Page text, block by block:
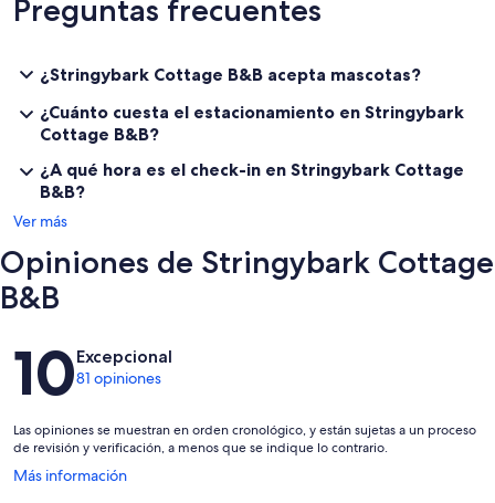
distance include, Red Hill Estate Winery, Montalto, Tucks Ridge and
the Red Hill Brewery. There are many more wineries and restaurants
Ashcombe Maze and Arthurs Seat Maze, horse riding, beaches and
walking trails.
Preguntas frecuentes
¿Stringybark Cottage B&B acepta mascotas?
¿Cuánto cuesta el estacionamiento en Stringybark
Cottage B&B?
¿A qué hora es el check-in en Stringybark Cottage
B&B?
Ver más
Opiniones de Stringybark Cottage
B&B
Opiniones
10Excepcional
81 opiniones
Las opiniones se muestran en orden cronológico, y están sujetas a un proceso
de revisión y verificación, a menos que se indique lo contrario.
Más información
Se